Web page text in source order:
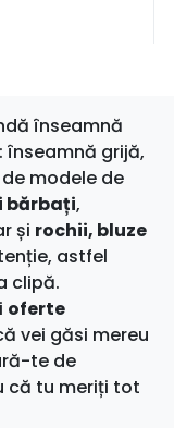
înseamnă
înseamnă grijă,
modele de
bărbați,
și rochii, bluze
astfel
clipă.
oferte
vei găsi mereu
te de
că tu meriți tot